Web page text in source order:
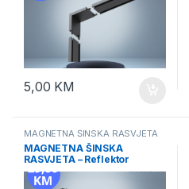
5,00 KM
MAGNETNA ŠINSKA RASVJETA
MAGNETNA ŠINSKA
RASVJETA – Reflektor
horizontalni 10W